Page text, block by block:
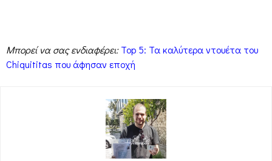
Μπορεί να σας ενδιαφέρει: Top 5: Τα καλύτερα ντουέτα του
Chiquititas που άφησαν εποχή